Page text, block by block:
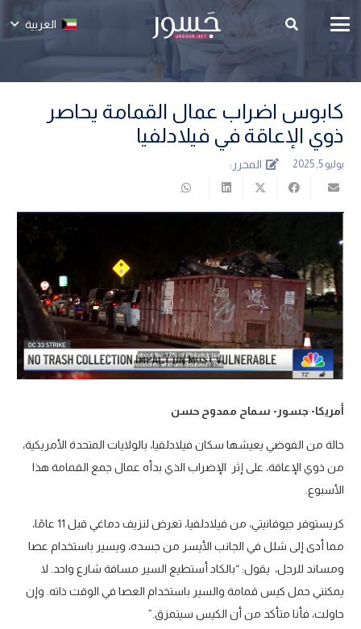
العربية
كابوس اضراب عمال القمامة يحاصر
ذوي الإعاقة في فيلادلفيا
يوليو 5, 2025 المحرر:
أمريكا- جسور- سماح ممدوح حسن
حالة من الفوضي يعيشها سكان فيلادلفيا، بالولايات المتحدة الأمريكية،
من ذوي الإعاقة، على إثر الإضراب الذي بدأه عمال جمع القمامة هذا
الأسبوع.
كريستوفر جيوفانيتي، من فيلادلفيا، تعرض لنزيف دماغي قبل 11 عامًا،
مما أدى إلى شلل في الجانب الأيسر من جسده، ويسير باستخدام عصا
ومساند للرجل، يقول: “بالكاد أستطيع السير مسافة شارع واحد. لا
يمكنني حمل كيس قمامة والسير باستخدام العصا في الوقت ذاته. وإن
حاولت، فأنا متأكد من أن الكيس سيتمزق.”